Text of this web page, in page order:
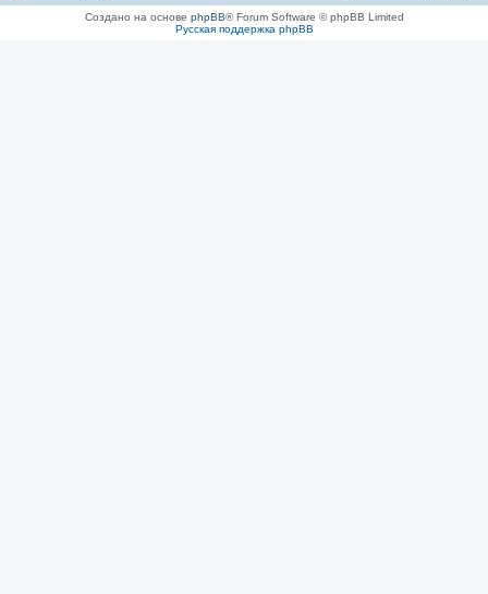
Создано на основе phpBB® Forum Software © phpBB Limited
Русская поддержка phpBB